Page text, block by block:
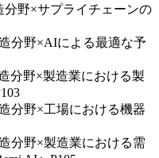
野×サプライチェーンの
分野×AIによる最適な予
分野×製造業における製
分野×工場における機器
分野×製造業における需